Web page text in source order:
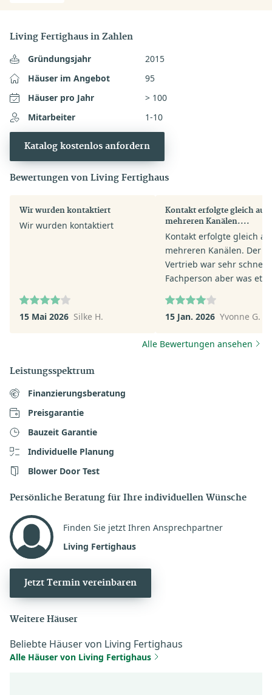
Living Fertighaus in Zahlen
Gründungsjahr
2015
Häuser im Angebot
95
Häuser pro Jahr
> 100
Mitarbeiter
1-10
Katalog kostenlos anfordern
Bewertungen von Living Fertighaus
Wir wurden kontaktiert
Wir wurden kontaktiert
15 Mai 2026 Silke H.
Kontakt erfolgte gleich auf
mehreren Kanälen....
Kontakt erfolgte gleich
mehreren Kanälen. Der
Vertrieb war sehr schnell.
Fachperson aber was
verhalten in ihrer
Wir werden
keinen Termin machen -
Sinn.
15 Jan. 2026 Yvonne G.
Alle Bewertungen ansehen
Leistungsspektrum
Finanzierungsberatung
Preisgarantie
Bauzeit Garantie
Individuelle Planung
Blower Door Test
Persönliche Beratung für Ihre individuellen Wünsche
Finden Sie jetzt Ihren Ansprechpartner
Living Fertighaus
Jetzt Termin vereinbaren
Weitere Häuser
Beliebte Häuser von Living Fertighaus
Alle Häuser von Living Fertighaus